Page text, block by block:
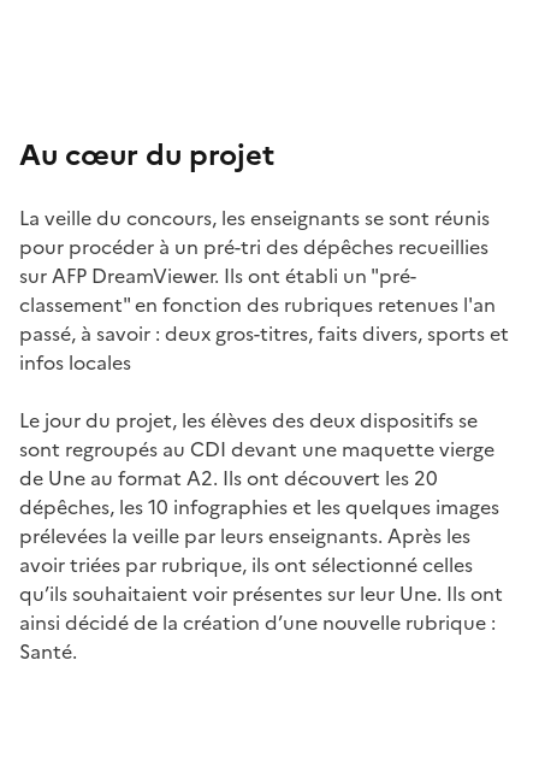
Au cœur du projet
La veille du concours, les enseignants se sont réunis
pour procéder à un pré-tri des dépêches recueillies
sur AFP DreamViewer. Ils ont établi un "pré-
classement" en fonction des rubriques retenues l'an
passé, à savoir : deux gros-titres, faits divers, sports et
infos locales
Le jour du projet, les élèves des deux dispositifs se
sont regroupés au CDI devant une maquette vierge
de Une au format A2. Ils ont découvert les 20
dépêches, les 10 infographies et les quelques images
prélevées la veille par leurs enseignants. Après les
avoir triées par rubrique, ils ont sélectionné celles
qu’ils souhaitaient voir présentes sur leur Une. Ils ont
ainsi décidé de la création d’une nouvelle rubrique :
Santé.